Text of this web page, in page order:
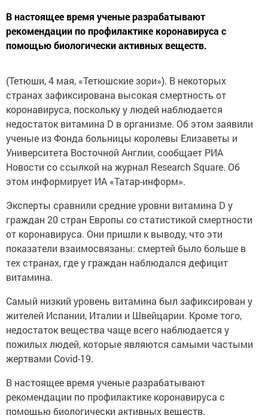
В настоящее время ученые разрабатывают
рекомендации по профилактике коронавируса с
помощью биологически активных веществ.
(Тетюши, 4 мая, «Тетюшские зори»). В некоторых
странах зафиксирована высокая смертность от
коронавируса, поскольку у людей наблюдается
недостаток витамина D в организме. Об этом заявили
ученые из Фонда больницы королевы Елизаветы и
Университета Восточной Англии, сообщает РИА
Новости со ссылкой на журнал Research Square. Об
этом информирует ИА «Татар-информ».
Эксперты сравнили средние уровни витамина D у
граждан 20 стран Европы со статистикой смертности
от коронавируса. Они пришли к выводу, что эти
показатели взаимосвязаны: смертей было больше в
тех странах, где у граждан наблюдался дефицит
витамина.
Самый низкий уровень витамина был зафиксирован у
жителей Испании, Италии и Швейцарии. Кроме того,
недостаток вещества чаще всего наблюдается у
пожилых людей, которые являются самыми частыми
жертвами Covid-19.
В настоящее время ученые разрабатывают
рекомендации по профилактике коронавируса с
помощью биологически активных веществ.